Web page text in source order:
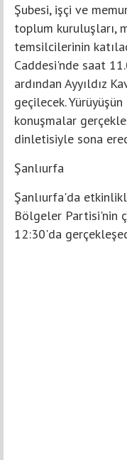
Şubesi, işçi ve
toplum kuruluşları,
temsilcilerinin
Caddesi'nde saat
ardından Ayyıldız
geçilecek.
konuşmalar
dinletisiyle sona
Şanlıurfa
Şanlıurfa'da
Bölgeler Partisi'nin
12:30'da